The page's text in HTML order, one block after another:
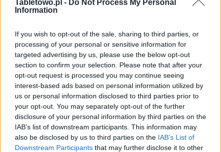
Tabletowo.pl - Do Not Process My Personal
Information
If you wish to opt-out of the sale, sharing to third parties, or
processing of your personal or sensitive information for
targeted advertising by us, please use the below opt-out
section to confirm your selection. Please note that after your
opt-out request is processed you may continue seeing
interest-based ads based on personal information utilized by
us or personal information disclosed to third parties prior to
your opt-out. You may separately opt-out of the further
disclosure of your personal information by third parties on the
IAB’s list of downstream participants. This information may
also be disclosed by us to third parties on the IAB’s List of
Downstream Participants that may further disclose it to other
Redakcja
Kontakt